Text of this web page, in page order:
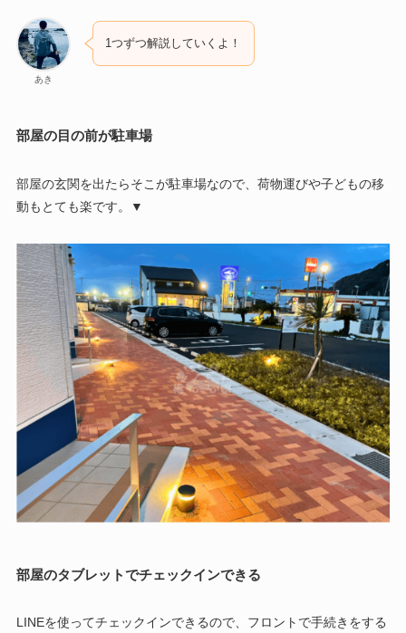
あき
1つずつ解説していくよ！
部屋の目の前が駐車場
部屋の玄関を出たらそこが駐車場なので、荷物運びや子どもの移
動もとても楽です。▼
部屋のタブレットでチェックインできる
LINEを使ってチェックインできるので、フロントで手続きをする